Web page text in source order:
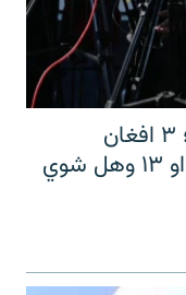
د طالبانو د بیا ځلي واک یو کال؛ ۳ افغان